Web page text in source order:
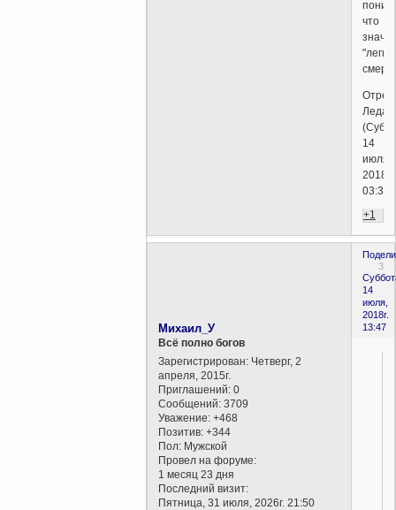
что
значит
Леда
14
июля,
2018г.
03:36)
+1
3
14
июля,
2018г.
13:47
Михаил_У
Всё полно богов
Зарегистрирован: Четверг, 2
апреля, 2015г.
Приглашений: 0
Сообщений: 3709
Уважение: +468
Позитив: +344
Пол: Мужской
Провел на форуме:
1 месяц 23 дня
Последний визит:
Пятница, 31 июля, 2026г. 21:50